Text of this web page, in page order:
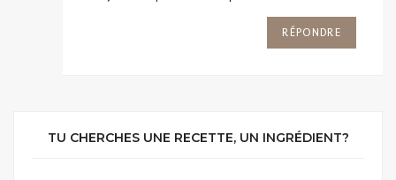
RÉPONDRE
TU CHERCHES UNE RECETTE, UN INGRÉDIENT?